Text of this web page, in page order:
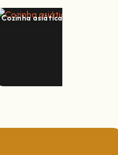
Cozinha asiática